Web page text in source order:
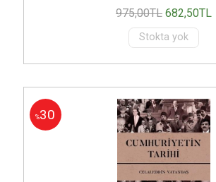
975,00TL 682,50TL
Stokta yok
%30